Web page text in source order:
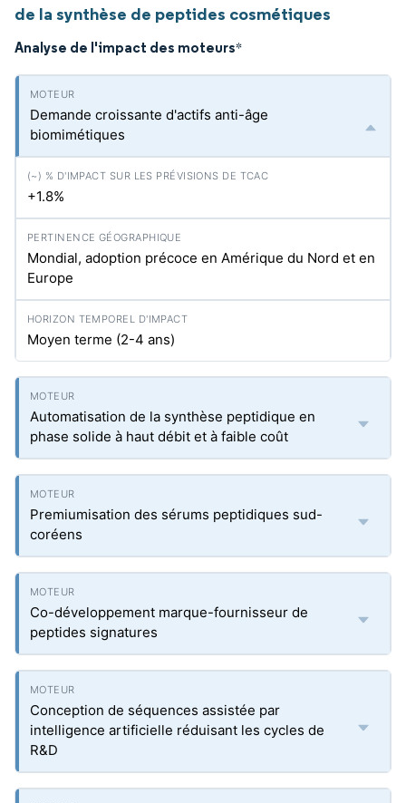
de la synthèse de peptides cosmétiques
Analyse de l'impact des moteurs*
Demande croissante d'actifs anti-âge
biomimétiques
+1.8%
Mondial, adoption précoce en Amérique du Nord et en
Europe
Moyen terme (2-4 ans)
Automatisation de la synthèse peptidique en
phase solide à haut débit et à faible coût
Premiumisation des sérums peptidiques sud-
coréens
Co-développement marque-fournisseur de
peptides signatures
Conception de séquences assistée par
intelligence artificielle réduisant les cycles de
R&D